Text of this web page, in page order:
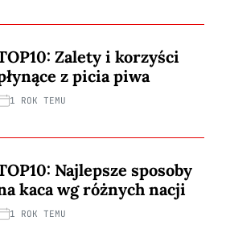
Zalety i korzyści
z picia piwa
1 ROK TEMU
Najlepsze sposoby
kaca wg różnych nacji
1 ROK TEMU